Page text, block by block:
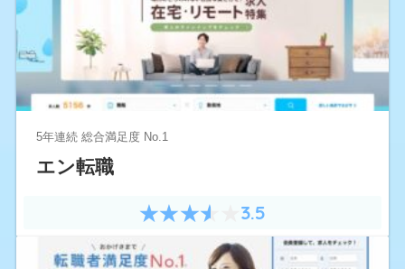
5年連続 総合満足度 No.1
エン転職
3.5